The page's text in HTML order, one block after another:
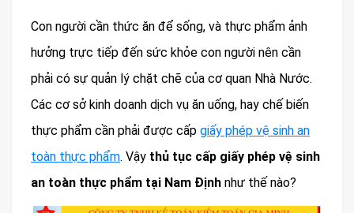
Con người cần thức ăn để sống, và thực phẩm ảnh
hưởng trực tiếp đến sức khỏe con người nên cần
phải có sự quản lý chặt chẽ của cơ quan Nhà Nước.
Các cơ sở kinh doanh dịch vụ ăn uống, hay chế biến
thực phẩm cần phải được cấp giấy phép vệ sinh an
toàn thực phẩm. Vậy thủ tục cấp giấy phép vệ sinh
an toàn thực phẩm tại Nam Định như thế nào?